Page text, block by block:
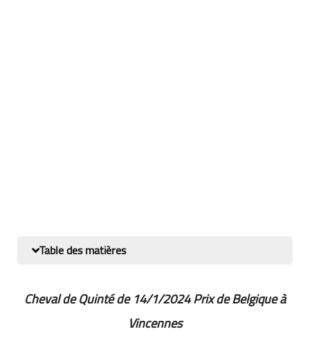
Table des matières
Cheval de Quinté de 14/1/2024Prix de Belgique à
Vincennes